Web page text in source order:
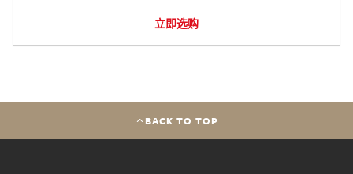
立即选购
BACK TO TOP